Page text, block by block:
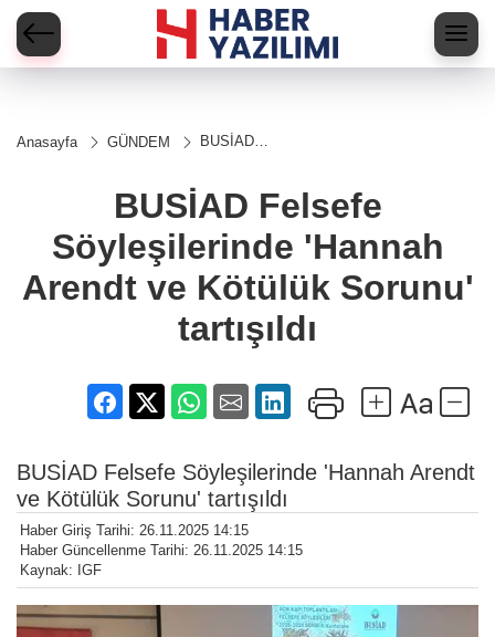
Anasayfa GÜNDEM
BUSİAD
'Hannah
Arendt ve
Sorunu'
tartışıldı
BUSİAD Felsefe
Söyleşilerinde 'Hannah
Arendt ve Kötülük Sorunu'
tartışıldı
BUSİAD Felsefe Söyleşilerinde 'Hannah Arendt
ve Kötülük Sorunu' tartışıldı
Haber Giriş Tarihi: 26.11.2025 14:15
Haber Güncellenme Tarihi: 26.11.2025 14:15
Kaynak: IGF